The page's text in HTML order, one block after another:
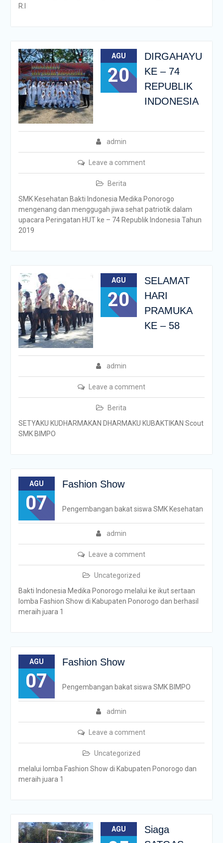
R.I
AGU
20
DIRGAHAYU
KE – 74
REPUBLIK
INDONESIA
admin
Leave a comment
Berita
SMK Kesehatan Bakti Indonesia Medika Ponorogo
mengenang dan menggugah jiwa sehat patriotik dalam
upacara Peringatan HUT ke – 74 Republik Indonesia Tahun
2019
AGU
20
SELAMAT
HARI
PRAMUKA
KE – 58
admin
Leave a comment
Berita
SETYAKU KUDHARMAKAN DHARMAKU KUBAKTIKAN Scout
SMK BIMPO
AGU
07
Fashion Show
admin
Leave a comment
Uncategorized
Pengembangan bakat siswa SMK Kesehatan
Bakti Indonesia Medika Ponorogo melalui ke ikut sertaan
lomba Fashion Show di Kabupaten Ponorogo dan berhasil
meraih juara 1
AGU
07
Fashion Show
admin
Leave a comment
Uncategorized
Pengembangan bakat siswa SMK BIMPO
melalui lomba Fashion Show di Kabupaten Ponorogo dan
meraih juara 1
AGU
Siaga